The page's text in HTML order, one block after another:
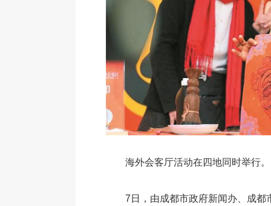
海外会客厅活动在四地同时举行。
7日，由成都市政府新闻办、成都